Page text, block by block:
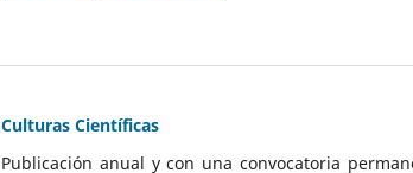
Culturas Científicas
Publicación anual y con una convocatoria